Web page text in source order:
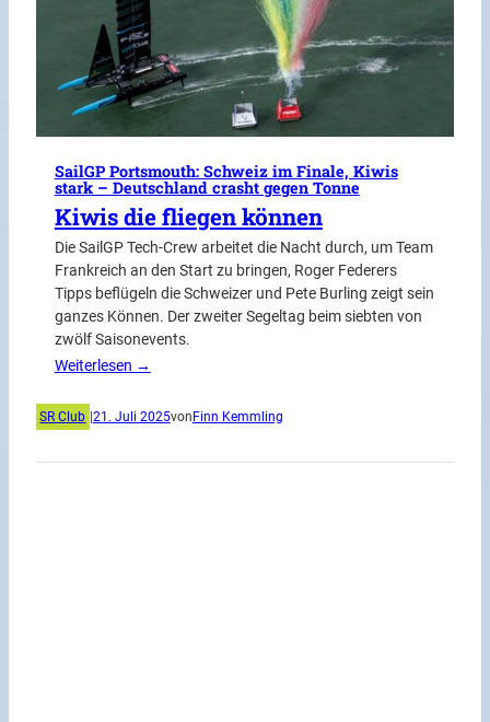
SailGP Portsmouth: Schweiz im Finale, Kiwis
stark – Deutschland crasht gegen Tonne
Kiwis die fliegen können
Die SailGP Tech-Crew arbeitet die Nacht durch, um Team
Frankreich an den Start zu bringen, Roger Federers
Tipps beflügeln die Schweizer und Pete Burling zeigt sein
ganzes Können. Der zweiter Segeltag beim siebten von
zwölf Saisonevents.
Weiterlesen →
SR Club 21. Juli 2025von Finn Kemmling